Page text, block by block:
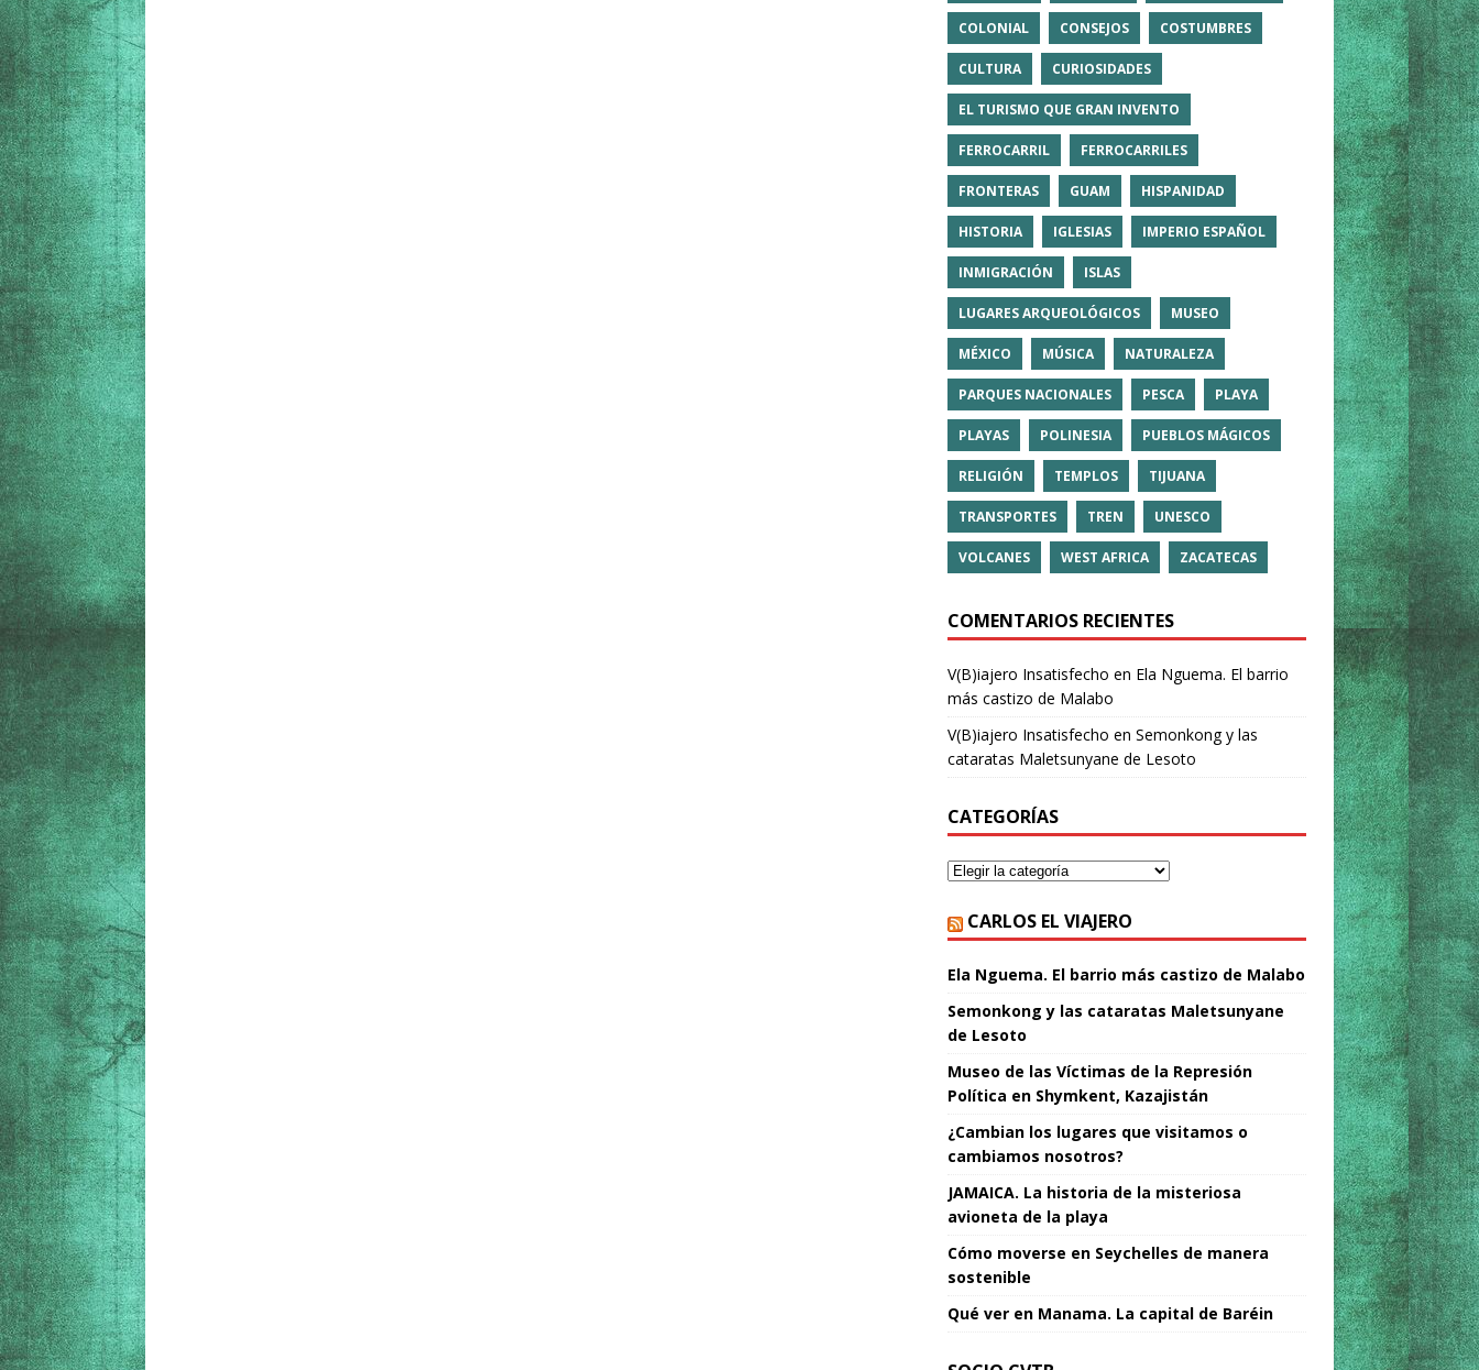
COLONIAL CONSEJOS COSTUMBRES
CULTURA CURIOSIDADES
EL TURISMO QUE GRAN INVENTO
FERROCARRIL FERROCARRILES
FRONTERAS GUAM HISPANIDAD
HISTORIA IGLESIAS IMPERIO ESPAÑOL
INMIGRACIÓN ISLAS
LUGARES ARQUEOLÓGICOS MUSEO
MÉXICO MÚSICA NATURALEZA
PARQUES NACIONALES PESCA PLAYA
PLAYAS POLINESIA PUEBLOS MÁGICOS
RELIGIÓN TEMPLOS TIJUANA
TRANSPORTES TREN UNESCO
VOLCANES WEST AFRICA ZACATECAS
COMENTARIOS RECIENTES
V(B)iajero Insatisfecho en Ela Nguema. El barrio
más castizo de Malabo
V(B)iajero Insatisfecho en Semonkong y las
cataratas Maletsunyane de Lesoto
CATEGORÍAS
CARLOS EL VIAJERO
Ela Nguema. El barrio más castizo de Malabo
Semonkong y las cataratas Maletsunyane
de Lesoto
Museo de las Víctimas de la Represión
Política en Shymkent, Kazajistán
¿Cambian los lugares que visitamos o
cambiamos nosotros?
JAMAICA. La historia de la misteriosa
avioneta de la playa
Cómo moverse en Seychelles de manera
sostenible
Qué ver en Manama. La capital de Baréin